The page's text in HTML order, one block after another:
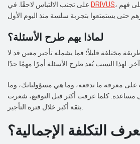
DRIVUS، نشجع دائمًا عملاءنا على فهم
لماذا يهم طرح الأسئلة؟
مختلفة قليلاً؛ فما يشمله تأجير معين قد لا
على معرفة ما تدفعه، وما هي مسؤولياتك، وما
مساعدة. كلما عرفت أكثر قبل التوقيع، شعرت
بثقة أكبر خلال فترة التأجير.
التكلفة الإجمالية؟